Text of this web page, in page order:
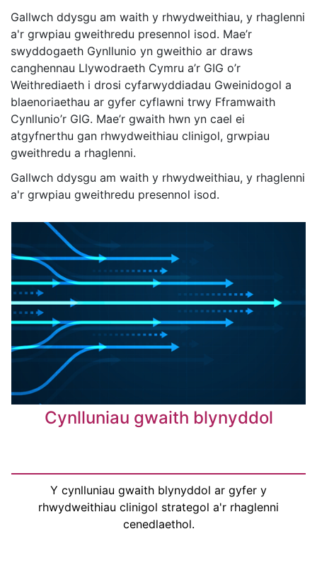
Gallwch ddysgu am waith y rhwydweithiau, y rhaglenni
a'r grwpiau gweithredu presennol isod. Mae’r
swyddogaeth Gynllunio yn gweithio ar draws
canghennau Llywodraeth Cymru a’r GIG o’r
Weithrediaeth i drosi cyfarwyddiadau Gweinidogol a
blaenoriaethau ar gyfer cyflawni trwy Fframwaith
Cynllunio’r GIG. Mae’r gwaith hwn yn cael ei
atgyfnerthu gan rhwydweithiau clinigol, grwpiau
gweithredu a rhaglenni.
Gallwch ddysgu am waith y rhwydweithiau, y rhaglenni
a'r grwpiau gweithredu presennol isod.
Cynlluniau gwaith blynyddol
Y cynlluniau gwaith blynyddol ar gyfer y
rhwydweithiau clinigol strategol a'r rhaglenni
cenedlaethol.